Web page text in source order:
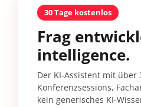
30 Tage kostenlos
Frag
intelligence.
Der KI-Assistent mit über
Konferenzsessions,
kein generisches KI-